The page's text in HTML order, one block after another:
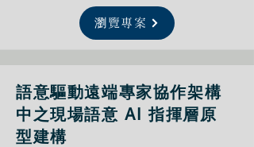
瀏覽專案
語意驅動遠端專家協作架構
中之現場語意 AI 指揮層原
型建構